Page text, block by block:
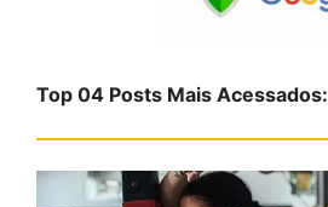
a
r
Top 04 Posts Mais Acessados: